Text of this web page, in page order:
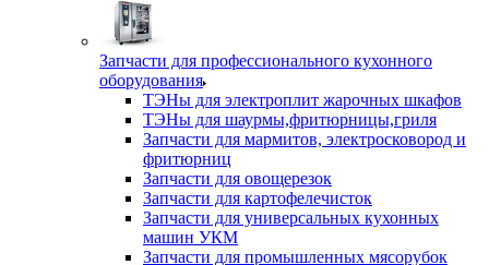
Запчасти для профессионального кухонного
оборудования
ТЭНы для электроплит жарочных шкафов
ТЭНы для шаурмы,фритюрницы,гриля
Запчасти для мармитов, электросковород и
фритюрниц
Запчасти для овощерезок
Запчасти для картофелечисток
Запчасти для универсальных кухонных
машин УКМ
Запчасти для промышленных мясорубок